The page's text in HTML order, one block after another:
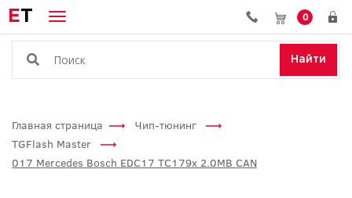
ET 0
Найти
Главная страница
Чип-тюнинг
TGFlash Master
017 Mercedes Bosch EDC17 TC179x 2.0MB CAN